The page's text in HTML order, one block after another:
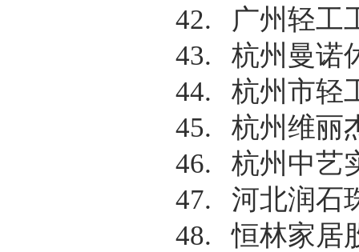
42.
广州轻工
43.
杭州曼诺
44.
杭州市轻
45.
杭州维丽
46.
杭州中艺
47.
河北润石
48.
恒林家居